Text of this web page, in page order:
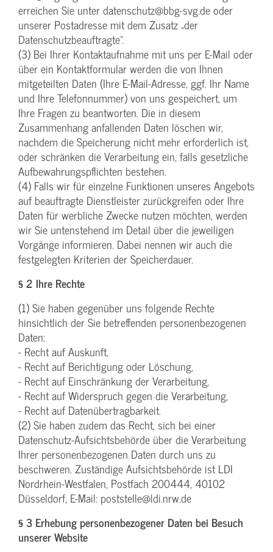
erreichen Sie unter datenschutz@bbg-svg.de oder
unserer Postadresse mit dem Zusatz „der
Datenschutzbeauftragte“.
(3) Bei Ihrer Kontaktaufnahme mit uns per E-Mail oder
über ein Kontaktformular werden die von Ihnen
mitgeteilten Daten (Ihre E-Mail-Adresse, ggf. Ihr Name
und Ihre Telefonnummer) von uns gespeichert, um
Ihre Fragen zu beantworten. Die in diesem
Zusammenhang anfallenden Daten löschen wir,
nachdem die Speicherung nicht mehr erforderlich ist,
oder schränken die Verarbeitung ein, falls gesetzliche
Aufbewahrungspflichten bestehen.
(4) Falls wir für einzelne Funktionen unseres Angebots
auf beauftragte Dienstleister zurückgreifen oder Ihre
Daten für werbliche Zwecke nutzen möchten, werden
wir Sie untenstehend im Detail über die jeweiligen
Vorgänge informieren. Dabei nennen wir auch die
festgelegten Kriterien der Speicherdauer.
§ 2 Ihre Rechte
(1) Sie haben gegenüber uns folgende Rechte
hinsichtlich der Sie betreffenden personenbezogenen
Daten:
- Recht auf Auskunft,
- Recht auf Berichtigung oder Löschung,
- Recht auf Einschränkung der Verarbeitung,
- Recht auf Widerspruch gegen die Verarbeitung,
- Recht auf Datenübertragbarkeit.
(2) Sie haben zudem das Recht, sich bei einer
Datenschutz-Aufsichtsbehörde über die Verarbeitung
Ihrer personenbezogenen Daten durch uns zu
beschweren. Zuständige Aufsichtsbehörde ist LDI
Nordrhein-Westfalen, Postfach 200444, 40102
Düsseldorf, E-Mail: poststelle@ldi.nrw.de
§ 3 Erhebung personenbezogener Daten bei Besuch
unserer Website